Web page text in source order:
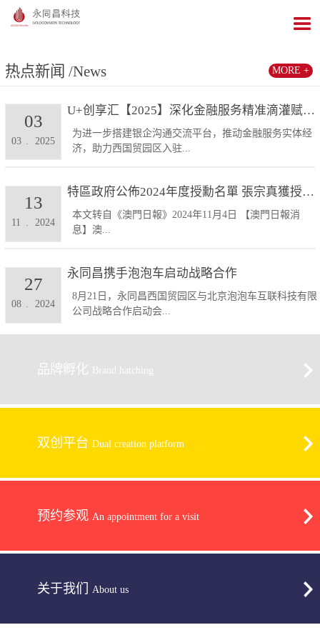
热点新闻 /News
U+创享汇【2025】深化金融服务精准滴灌赋能发展...
为进一步搭建银企沟通交流平台，推动金融服务实体经
济，助力西国贸园区入驻...
03 2025
03
特區政府公佈2024年度授勳名單 張宗真獲授予專業...
本文转自《澳門日報》2024年11月4日 【澳門日報消
息】澳...
11 2024
13
永同昌携手泡泡车启动战略合作
8月21日，永同昌西国贸园区与北京泡泡车互联科技有限
公司战略合作启动会...
08 . 2024
27
MORE +
品牌孵化 Brand hatching
双创平台 Dual creation platform
预约参观 An appointment for a visit
关于我们 About us